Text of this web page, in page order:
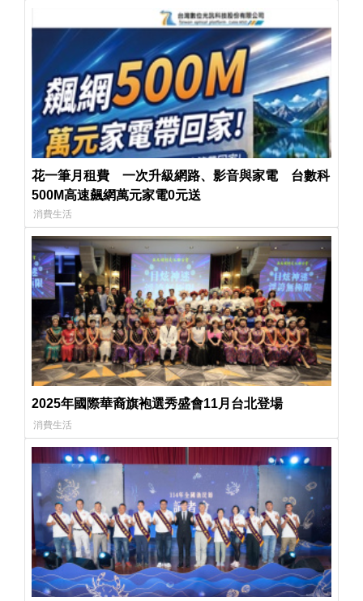
花一筆月租費 一次升級網路、影音與家電 台數科
500M高速飆網萬元家電0元送
消費生活
2025年國際華裔旗袍選秀盛會11月台北登場
消費生活